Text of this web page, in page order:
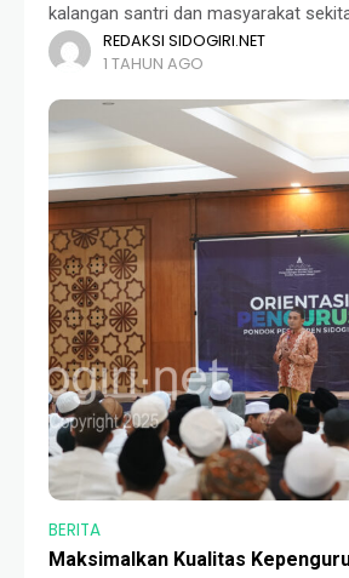
kalangan santri dan masyarakat
berdirinya madrasah ini, ada sosok
keteladanan yang dikenal sangat hati-
REDAKSI SIDOGIRI.NET
1 TAHUN AGO
BERITA
Maksimalkan Kualitas